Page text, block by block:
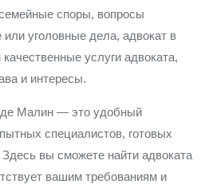
споры, вопросы
или уголовные дела, адвокат в
услуги адвоката,
и интересы.
Малин — это удобный
специалистов, готовых
вы сможете найти адвоката
вашим требованиям и